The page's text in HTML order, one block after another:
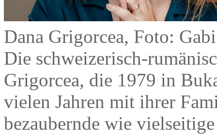
Dana Grigorcea, Foto:
Die schweizerisch-
Grigorcea, die 1979 in
vielen Jahren mit ihrer
bezaubernde wie